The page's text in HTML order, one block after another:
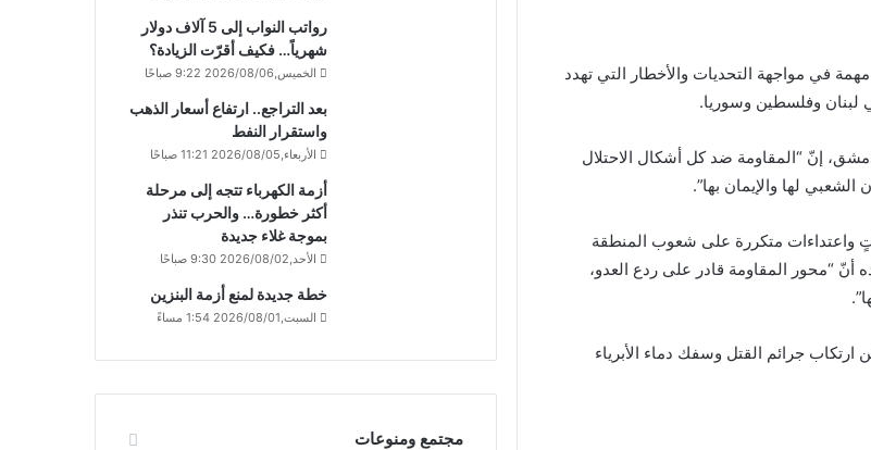
في مواجهة التحديات والأخطار التي تهدد
لبنان وفلسطين وسوريا.
إنّ “المقاومة ضد كل أشكال الاحتلال
لها والإيمان بها”.
واعتداءات متكررة على شعوب المنطقة
أنّ “محور المقاومة قادر على ردع العدو،
ارتكاب جرائم القتل وسفك دماء الأبرياء
رواتب النواب إلى 5 آلاف دولار
شهرياً… فكيف أقرّت الزيادة؟
الخميس,2026/08/06 9:22 صباحًا
بعد التراجع.. ارتفاع أسعار الذهب
واستقرار النفط
الأربعاء,2026/08/05 11:21 صباحًا
أزمة الكهرباء تتجه إلى مرحلة
أكثر خطورة… والحرب تنذر
بموجة غلاء جديدة
الأحد,2026/08/02 9:30 صباحًا
خطة جديدة لمنع أزمة البنزين
السبت,2026/08/01 1:54 مساءً
مجتمع ومنوعات